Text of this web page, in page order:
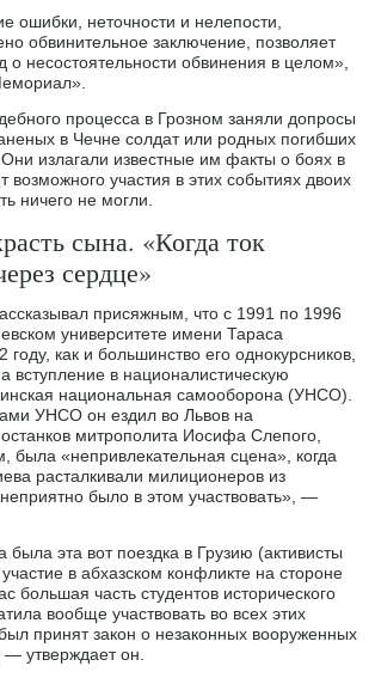
ошибки, неточности и нелепости,
обвинительное заключение, позволяет
о несостоятельности обвинения в целом»,
процесса в Грозном заняли допросы
в Чечне солдат или родных погибших
излагали известные им факты о боях в
возможного участия в этих событиях двоих
ничего не могли.
сына. «Когда ток
сердце»
присяжным, что с 1991 по 1996
университете имени Тараса
как и большинство его однокурсников,
вступление в националистическую
национальная самооборона (УНСО).
УНСО он ездил во Львов на
митрополита Иосифа Слепого,
была «непривлекательная сцена», когда
расталкивали милиционеров из
было в этом участвовать», —
была эта вот поездка в Грузию (активисты
в абхазском конфликте на стороне
большая часть студентов исторического
вообще участвовать во всех этих
принят закон о незаконных вооруженных
утверждает он.